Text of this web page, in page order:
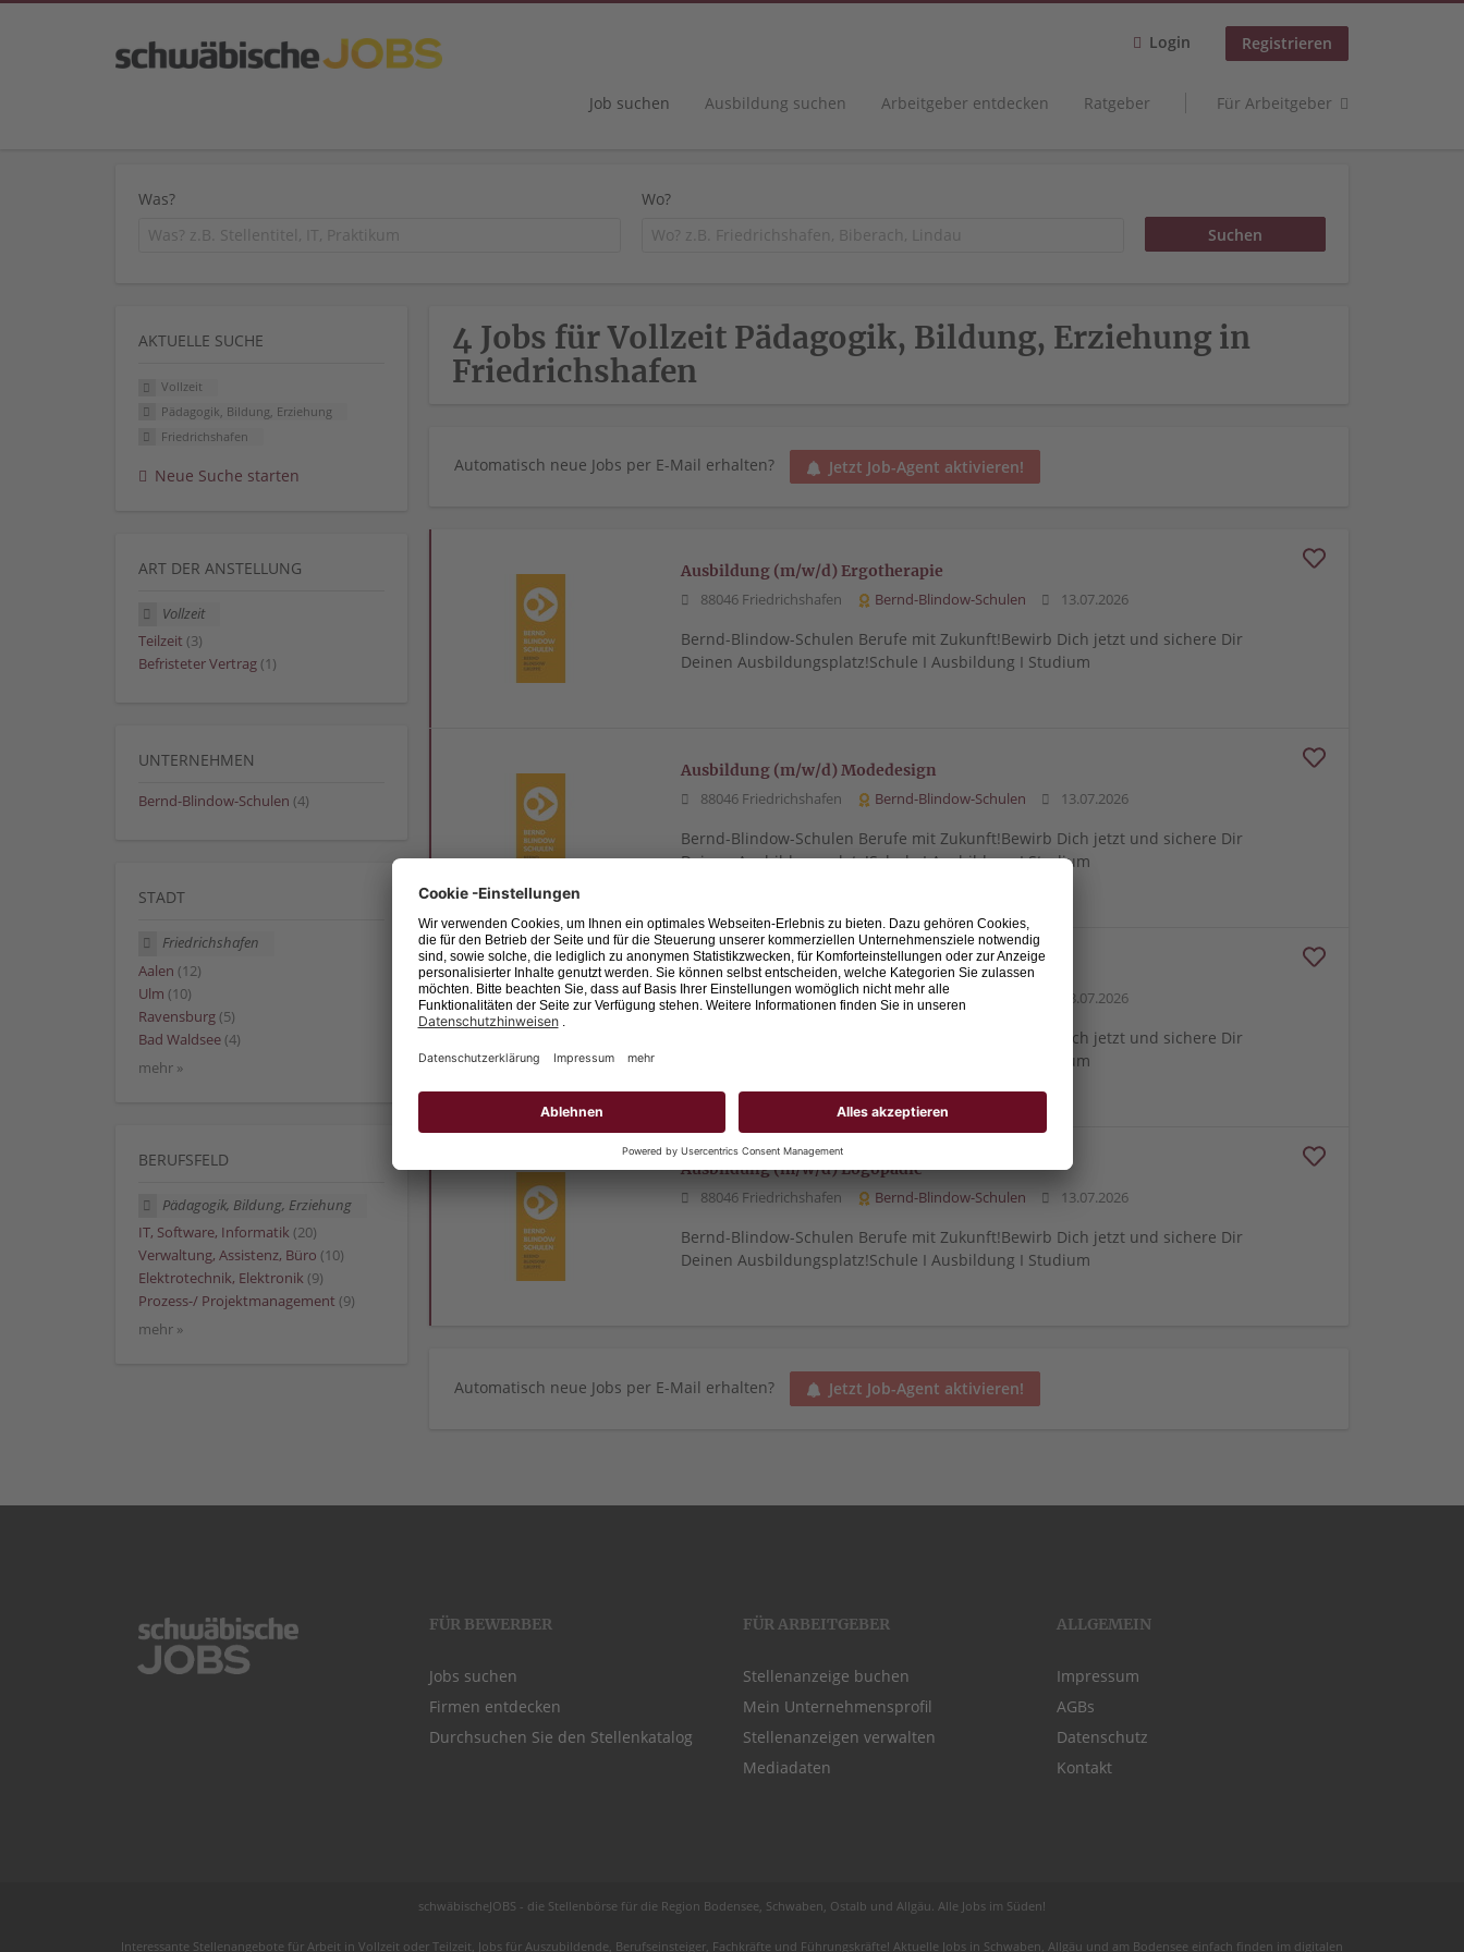
Login Registrieren
Job suchen Ausbildung suchen Arbeitgeber entdecken Ratgeber Für Arbeitgeber
Was? Wo?
4 Jobs für Vollzeit Pädagogik, Bildung, Erziehung in
Friedrichshafen
Automatisch neue Jobs per E-Mail erhalten? Jetzt Job-Agent aktivieren!
Ausbildung (m/w/d) Ergotherapie
88046 Friedrichshafen Bernd-Blindow-Schulen 13.07.2026
Bernd-Blindow-Schulen Berufe mit Zukunft!Bewirb Dich jetzt und sichere Dir
Deinen Ausbildungsplatz!Schule I Ausbildung I Studium
Ausbildung (m/w/d) Modedesign
88046 Friedrichshafen Bernd-Blindow-Schulen 13.07.2026
Bernd-Blindow-Schulen Berufe mit Zukunft!Bewirb Dich jetzt und sichere Dir
Deinen Ausbildungsplatz!Schule I Ausbildung I Studium
Ausbildung (m/w/d) Physiotherapie
88046 Friedrichshafen Bernd-Blindow-Schulen 13.07.2026
Bernd-Blindow-Schulen Berufe mit Zukunft!Bewirb Dich jetzt und sichere Dir
Deinen Ausbildungsplatz!Schule I Ausbildung I Studium
Ausbildung (m/w/d) Logopädie
88046 Friedrichshafen Bernd-Blindow-Schulen 13.07.2026
Bernd-Blindow-Schulen Berufe mit Zukunft!Bewirb Dich jetzt und sichere Dir
Deinen Ausbildungsplatz!Schule I Ausbildung I Studium
Automatisch neue Jobs per E-Mail erhalten? Jetzt Job-Agent aktivieren!
AKTUELLE SUCHE
Vollzeit
Pädagogik, Bildung, Erziehung
Friedrichshafen
Neue Suche starten
ART DER ANSTELLUNG
Vollzeit
Teilzeit (3)
Befristeter Vertrag (1)
UNTERNEHMEN
Bernd-Blindow-Schulen (4)
STADT
Friedrichshafen
Aalen (12)
Ulm (10)
Ravensburg (5)
Bad Waldsee (4)
mehr »
BERUFSFELD
Pädagogik, Bildung, Erziehung
IT, Software, Informatik (20)
Verwaltung, Assistenz, Büro (10)
Elektrotechnik, Elektronik (9)
Prozess-/ Projektmanagement (9)
mehr »
FÜR BEWERBER
Jobs suchen
Firmen entdecken
Durchsuchen Sie den Stellenkatalog
FÜR ARBEITGEBER
Stellenanzeige buchen
Mein Unternehmensprofil
Stellenanzeigen verwalten
Mediadaten
ALLGEMEIN
Impressum
AGBs
Datenschutz
Kontakt
schwäbischeJOBS - die Stellenbörse für die Region Bodensee , Schwaben, Ostalb und Allgäu . Alle Jobs im Süden!
Interessante Stellenangebote für Arbeit in Vollzeit oder Teilzeit , Jobs für Auszubildende , Berufseinsteiger, Fachkräfte und Führungskräfte! Aktuelle Jobs in Schwaben, Allgäu und am Bodensee einfach finden im digitalen